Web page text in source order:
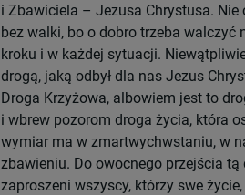
i Zbawiciela – Jezusa Chrystusa. Nie
bez walki, bo o dobro trzeba walczyć
kroku i w każdej sytuacji.
drogą, jaką odbył dla nas Jezus
Droga Krzyżowa, albowiem jest to
i wbrew pozorom droga życia, która
wymiar ma w zmartwychwstaniu, w
zbawieniu. Do owocnego przejścia tą
zaproszeni wszyscy, którzy swe życie,